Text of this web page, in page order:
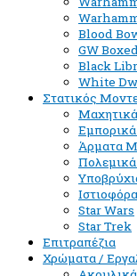
Blood
GW
Black
White
Στατικός
Άρματα
Ιστιοφόρα
Star Wars
Star Trek
Επιτραπέζια
Χρώματα /